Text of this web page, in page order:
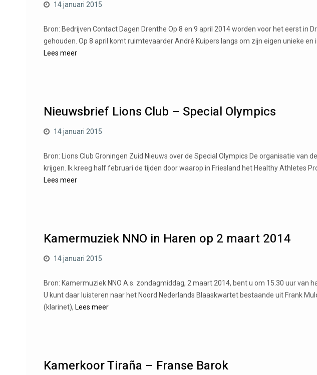
14 januari 2015
Bron: Bedrijven Contact Dagen Drenthe Op 8 en 9 april 2014 worden voor het eerst in
gehouden. Op 8 april komt ruimtevaarder André Kuipers langs om zijn eigen unieke en
Lees meer
Nieuwsbrief Lions Club – Special Olympics
14 januari 2015
Bron: Lions Club Groningen Zuid Nieuws over de Special Olympics De organisatie van
krijgen. Ik kreeg half februari de tijden door waarop in Friesland het Healthy Athletes
Lees meer
Kamermuziek NNO in Haren op 2 maart 2014
14 januari 2015
Bron: Kamermuziek NNO A.s. zondagmiddag, 2 maart 2014, bent u om 15.30 uur van
U kunt daar luisteren naar het Noord Nederlands Blaaskwartet bestaande uit Frank
(klarinet), Lees meer
Kamerkoor Tiraña – Franse Barok